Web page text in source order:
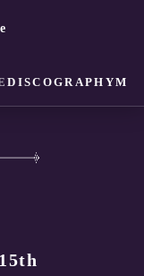
DISCOGRAPHY